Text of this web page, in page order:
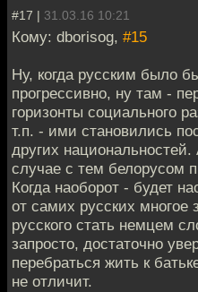
#17 | 31.03.16 10:21
Кому: dborisog, #15
Ну, когда русским было
прогрессивно, ну там -
горизонты социального
т.п. - ими становились
других
случае с тем белорусом
Когда наоборот - будет
от самих русских многое
русского стать немцем
запросто, достаточно
перебраться жить к
не отличит.